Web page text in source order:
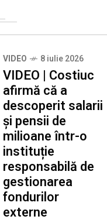
VIDEO 8 iulie 2026
VIDEO | Costiuc
afirmă că a
descoperit salarii
și pensii de
milioane într-o
instituție
responsabilă de
gestionarea
fondurilor
externe